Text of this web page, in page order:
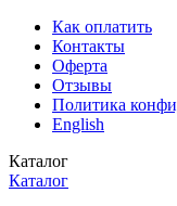
Как оплатить
Контакты
Оферта
Отзывы
Политика
English
Каталог
Каталог